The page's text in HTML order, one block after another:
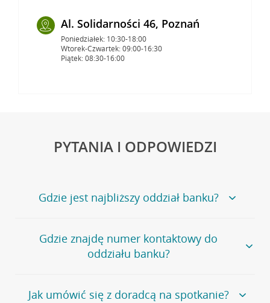
Al. Solidarności 46, Poznań
Poniedziałek: 10:30-18:00
Wtorek-Czwartek: 09:00-16:30
Piątek: 08:30-16:00
PYTANIA I ODPOWIEDZI
Gdzie jest najbliższy oddział banku?
Jeśli szukasz oddziału naszego banku, zapraszamy na
stronęPlacówki i bankomaty, na której znajduje się
wygodna wyszukiwarka.
oddziałów
Gdzie znajdę numer kontaktowy do
oddziału banku?
Bank Credit Agricole nie udostępnia ogólnego numeru
telefonu do placówki bankowej.
Jak umówić się z doradcą na spotkanie?